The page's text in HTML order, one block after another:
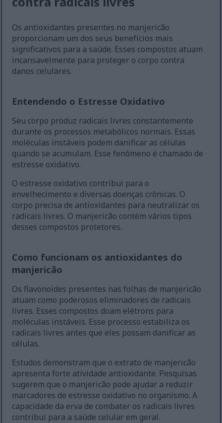
Os antioxidantes presentes no manjericão
proporcionam um dos seus benefícios mais
significativos para a saúde. Esses compostos atuam
incansavelmente para proteger o corpo contra
danos celulares.
Entendendo o Estresse Oxidativo
Seu corpo produz radicais livres constantemente
durante os processos metabólicos normais. Essas
moléculas instáveis podem danificar as células
quando se acumulam. Esse fenômeno é chamado de
estresse oxidativo.
O estresse oxidativo contribui para o
envelhecimento e diversas doenças crônicas. O
corpo precisa de antioxidantes para neutralizar os
radicais livres. O manjericão contém vários tipos
desses compostos protetores.
Como funcionam os antioxidantes do
manjericão
Os flavonoides presentes nas folhas de manjericão
atuam como poderosos eliminadores de radicais
livres. Esses compostos doam elétrons para
moléculas instáveis. Esse processo estabiliza os
radicais livres antes que eles possam danificar as
células.
Estudos demonstram que o extrato de manjericão
apresenta forte atividade antioxidante. Pesquisas
sugerem que o manjericão pode ajudar a reduzir
marcadores de estresse oxidativo no organismo. A
capacidade da erva de combater os radicais livres
contribui para a saúde celular em geral.